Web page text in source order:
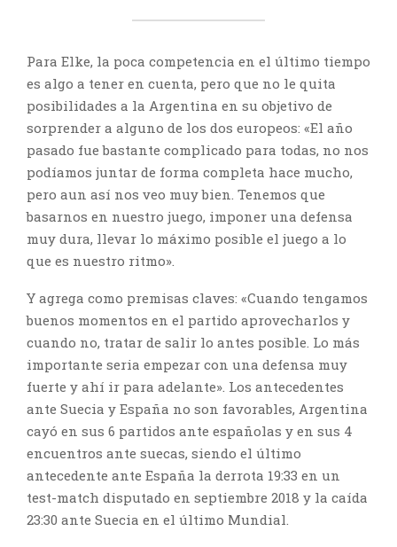
Para Elke, la poca competencia en el último tiempo
es algo a tener en cuenta, pero que no le quita
posibilidades a la Argentina en su objetivo de
sorprender a alguno de los dos europeos: «El año
pasado fue bastante complicado para todas, no nos
podíamos juntar de forma completa hace mucho,
pero aun así nos veo muy bien. Tenemos que
basarnos en nuestro juego, imponer una defensa
muy dura, llevar lo máximo posible el juego a lo
que es nuestro ritmo».
Y agrega como premisas claves: «Cuando tengamos
buenos momentos en el partido aprovecharlos y
cuando no, tratar de salir lo antes posible. Lo más
importante seria empezar con una defensa muy
fuerte y ahí ir para adelante». Los antecedentes
ante Suecia y España no son favorables, Argentina
cayó en sus 6 partidos ante españolas y en sus 4
encuentros ante suecas, siendo el último
antecedente ante España la derrota 19:33 en un
test-match disputado en septiembre 2018 y la caída
23:30 ante Suecia en el último Mundial.